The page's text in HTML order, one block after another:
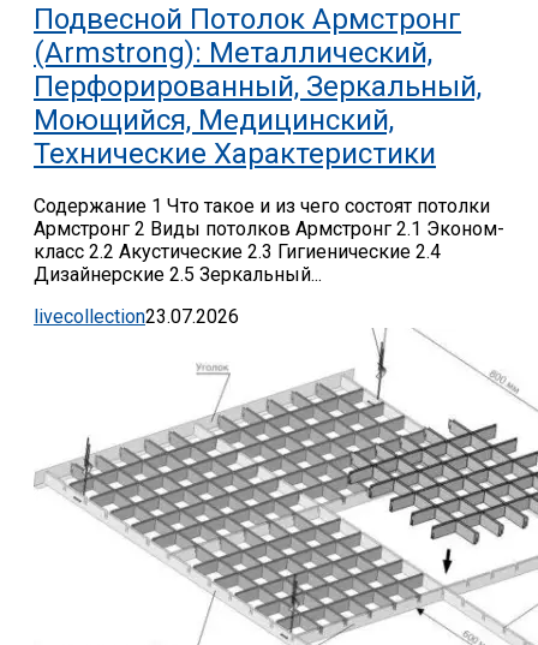
Подвесной Потолок Армстронг
(Armstrong): Металлический,
Перфорированный, Зеркальный,
Моющийся, Медицинский,
Технические Характеристики
Содержание 1 Что такое и из чего состоят потолки
Армстронг 2 Виды потолков Армстронг 2.1 Эконом-
класс 2.2 Акустические 2.3 Гигиенические 2.4
Дизайнерские 2.5 Зеркальный...
livecollection23.07.2026